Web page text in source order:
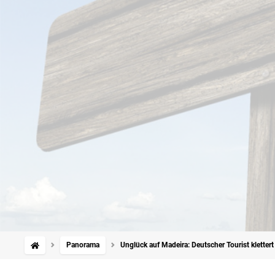
Panorama Unglück auf Madeira: Deutscher Tourist